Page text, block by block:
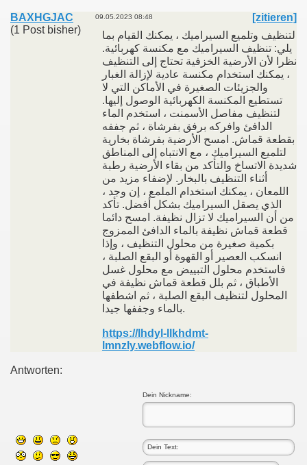
BAXHGJAC
(1 Post bisher)
09.05.2023 08:48
[zitieren]
لتنظيف وتلميع السيراميك ، يمكنك القيام بما
يلي: تنظيف السيراميك مع مكنسة كهربائية.
نظرا لأن الأرضية الخزفية تحتاج إلى التنظيف
، يمكنك استخدام مكنسة عادية لإزالة الغبار
والجزيئات الصغيرة في الأماكن التي لا
تستطيع المكنسة الكهربائية الوصول إليها.
لتنظيف مفاصل الأسمنت ، استخدم الماء
الدافئ وافركه برفق بفرشاة ، ثم جففه
بقطعة قماش. امسح الأرضية بفرشاة بخارية
لتلميع السيراميك ، مع الانتباه إلى المناطق
شديدة الاتساخ والتأكد من بقاء الأرضية رطبة
أثناء التنظيف بالبخار. لإضفاء مزيد من
اللمعان ، يمكنك استخدام الملمع ، إن وجد ،
الذي يصقل السيراميك بشكل أفضل. تأكد
من أن السيراميك لا تزال نظيفة. امسح دائما
قطعة قماش نظيفة بالماء الدافئ الممزوج
بكمية صغيرة من محلول التنظيف ، وإذا
انسكب العصير أو القهوة أو البقع الصلبة ،
فاستخدم محلول التبييض مع محلول غسل
الأطباق ، ثم بلل قطعة قماش نظيفة في
المحلول لتنظيف البقع الصلبة ، ثم اشطفها
بالماء وجففها جيدا.
https://lhdyl-llkhdmt-
lmnzly.webflow.io/
Antworten:
Dein Nickname: